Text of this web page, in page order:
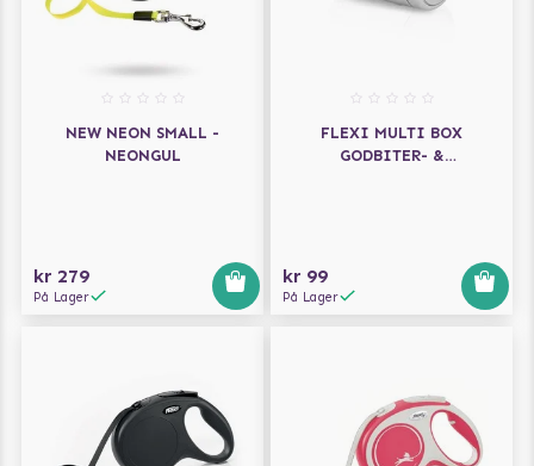
NEW NEON SMALL -
NEONGUL
kr 279
På Lager
FLEXI MULTI BOX
GODBITER- &
kr 99
På Lager